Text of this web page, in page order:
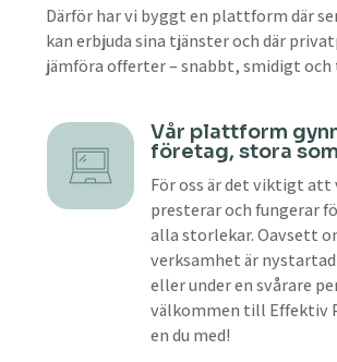
Därför har vi byggt en plattform där
kan erbjuda sina tjänster och där
jämföra offerter – snabbt, smidigt
Vår plattform
företag, stora
För oss är det viktigt att
presterar och fungerar
alla storlekar. Oavsett
verksamhet är
eller under en svårare
välkommen till Effektiv
en du med!